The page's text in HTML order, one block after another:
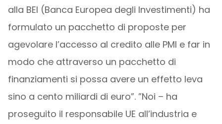
alla BEI (Banca Europea degli Investimenti) ha
formulato un pacchetto di proposte per
agevolare l’accesso al credito alle PMI e far in
modo che attraverso un pacchetto di
finanziamenti si possa avere un effetto leva
sino a cento miliardi di euro”. ”Noi – ha
proseguito il responsabile UE all’industria e